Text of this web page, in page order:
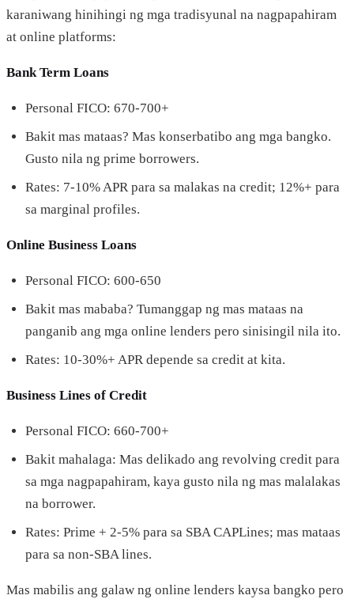
karaniwang hinihingi ng mga tradisyunal na nagpapahiram
at online platforms:
Bank Term Loans
Personal FICO: 670-700+
Bakit mas mataas? Mas konserbatibo ang mga bangko.
Gusto nila ng prime borrowers.
Rates: 7-10% APR para sa malakas na credit; 12%+ para
sa marginal profiles.
Online Business Loans
Personal FICO: 600-650
Bakit mas mababa? Tumanggap ng mas mataas na
panganib ang mga online lenders pero sinisingil nila ito.
Rates: 10-30%+ APR depende sa credit at kita.
Business Lines of Credit
Personal FICO: 660-700+
Bakit mahalaga: Mas delikado ang revolving credit para
sa mga nagpapahiram, kaya gusto nila ng mas malalakas
na borrower.
Rates: Prime + 2-5% para sa SBA CAPLines; mas mataas
para sa non-SBA lines.
Mas mabilis ang galaw ng online lenders kaysa bangko pero